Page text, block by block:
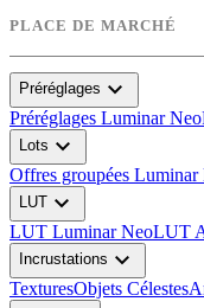
PLACE DE MARCHÉ
Préréglages expand_more
Préréglages Luminar Neo
Lots expand_more
Offres groupées Luminar
LUT expand_more
LUT Luminar NeoLUT
Incrustations expand_more
TexturesObjets Célestes